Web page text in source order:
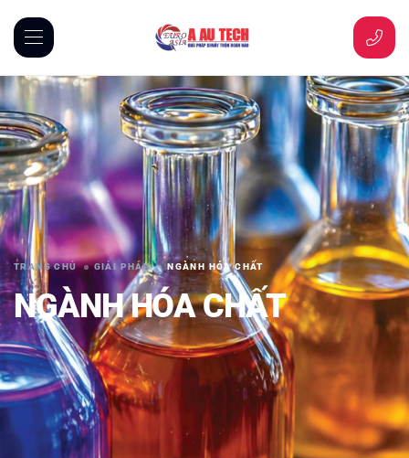
TRANG CHỦ GIẢI PHÁP NGÀNH HÓA CHẤT
NGÀNH HÓA CHẤT